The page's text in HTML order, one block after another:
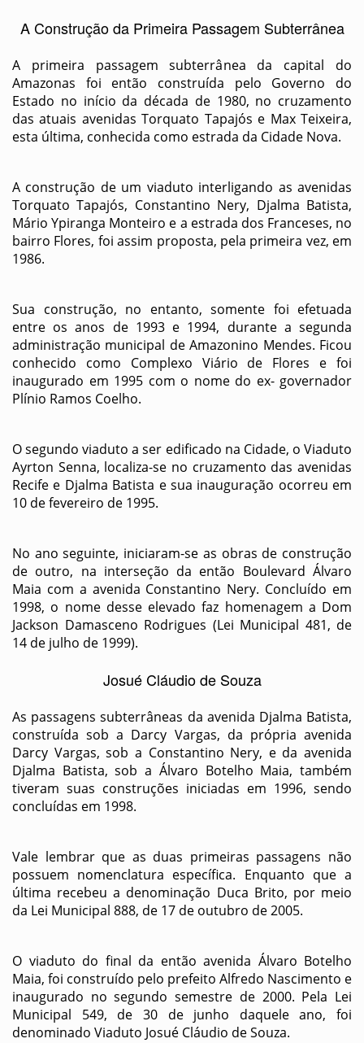
A Construção da Primeira Passagem Subterrânea
A primeira passagem subterrânea da capital do
Amazonas foi então construída pelo Governo do
Estado no início da década de 1980, no cruzamento
das atuais avenidas Torquato Tapajós e Max Teixeira,
esta última, conhecida como estrada da Cidade Nova.
A construção de um viaduto interligando as avenidas
Torquato Tapajós, Constantino Nery, Djalma Batista,
Mário Ypiranga Monteiro e a estrada dos Franceses, no
bairro Flores, foi assim proposta, pela primeira vez, em
1986.
Sua construção, no entanto, somente foi efetuada
entre os anos de 1993 e 1994, durante a segunda
administração municipal de Amazonino Mendes. Ficou
conhecido como Complexo Viário de Flores e foi
inaugurado em 1995 com o nome do ex- governador
Plínio Ramos Coelho.
O segundo viaduto a ser edificado na Cidade, o Viaduto
Ayrton Senna, localiza-se no cruzamento das avenidas
Recife e Djalma Batista e sua inauguração ocorreu em
10 de fevereiro de 1995.
No ano seguinte, iniciaram-se as obras de construção
de outro, na interseção da então Boulevard Álvaro
Maia com a avenida Constantino Nery. Concluído em
1998, o nome desse elevado faz homenagem a Dom
Jackson Damasceno Rodrigues (Lei Municipal 481, de
14 de julho de 1999).
Josué Cláudio de Souza
As passagens subterrâneas da avenida Djalma Batista,
construída sob a Darcy Vargas, da própria avenida
Darcy Vargas, sob a Constantino Nery, e da avenida
Djalma Batista, sob a Álvaro Botelho Maia, também
tiveram suas construções iniciadas em 1996, sendo
concluídas em 1998.
Vale lembrar que as duas primeiras passagens não
possuem nomenclatura específica. Enquanto que a
última recebeu a denominação Duca Brito, por meio
da Lei Municipal 888, de 17 de outubro de 2005.
O viaduto do final da então avenida Álvaro Botelho
Maia, foi construído pelo prefeito Alfredo Nascimento e
inaugurado no segundo semestre de 2000. Pela Lei
Municipal 549, de 30 de junho daquele ano, foi
denominado Viaduto Josué Cláudio de Souza.